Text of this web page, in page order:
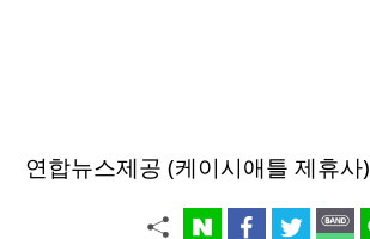
연합뉴스제공 (케이시애틀 제휴사)